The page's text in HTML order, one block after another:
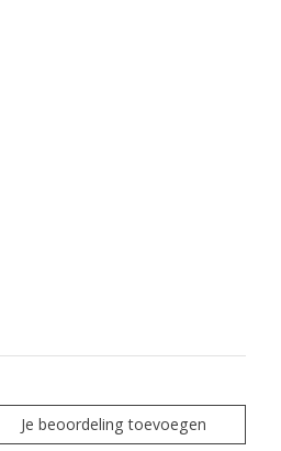
Je beoordeling toevoegen